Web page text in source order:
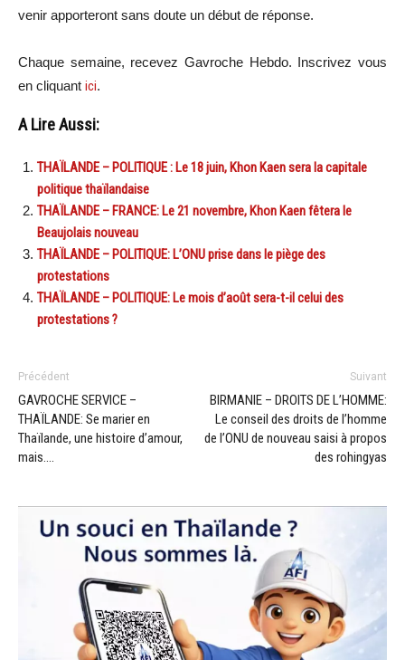
venir apporteront sans doute un début de réponse.
Chaque semaine, recevez Gavroche Hebdo. Inscrivez vous
en cliquant ici.
A Lire Aussi:
THAÏLANDE – POLITIQUE : Le 18 juin, Khon Kaen sera la capitale
politique thaïlandaise
THAÏLANDE – FRANCE: Le 21 novembre, Khon Kaen fêtera le
Beaujolais nouveau
THAÏLANDE – POLITIQUE: L’ONU prise dans le piège des
protestations
THAÏLANDE – POLITIQUE: Le mois d’août sera-t-il celui des
protestations ?
Précédent
GAVROCHE SERVICE –
THAÏLANDE: Se marier en
Thaïlande, une histoire d’amour,
mais….
Suivant
BIRMANIE – DROITS DE L’HOMME:
Le conseil des droits de l’homme
de l’ONU de nouveau saisi à propos
des rohingyas